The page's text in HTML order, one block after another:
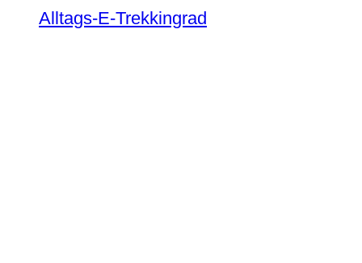
Alltags-E-Trekkingrad